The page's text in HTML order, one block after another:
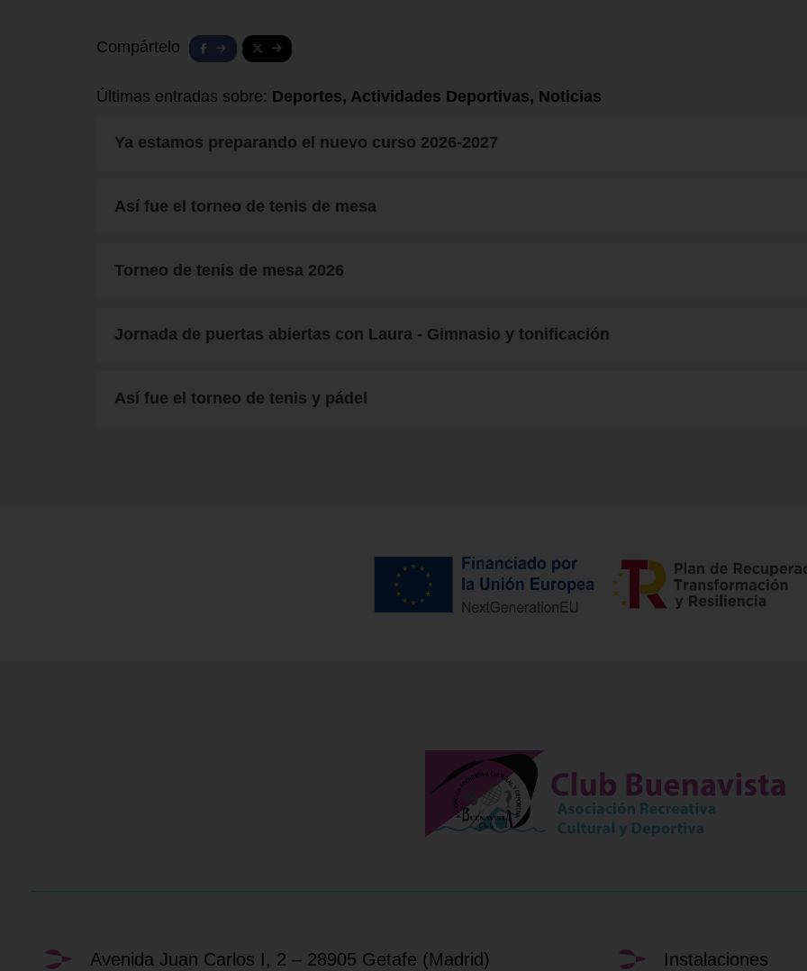
Compártelo
Últimas entradas sobre: Deportes, Actividades Deportivas, Noticias
Ya estamos preparando el nuevo curso 2026-2027
Así fue el torneo de tenis de mesa
Torneo de tenis de mesa 2026
Jornada de puertas abiertas con Laura - Gimnasio y tonificación
Así fue el torneo de tenis y pádel
Avenida Juan Carlos I, 2 – 28905 Getafe (Madrid) Instalaciones